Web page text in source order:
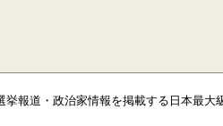
報道・政治家情報を掲載する日本最大